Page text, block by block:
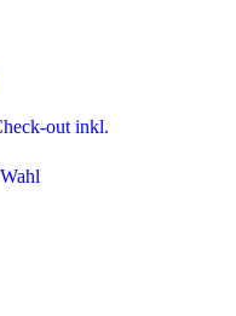
out inkl.